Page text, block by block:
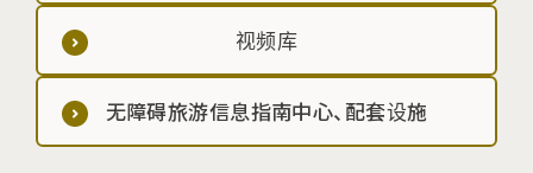
视频库
无障碍旅游信息指南中心、配套设施